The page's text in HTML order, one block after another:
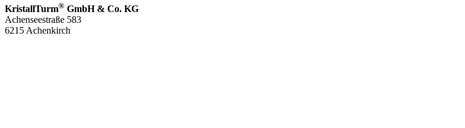
KristallTurm® GmbH & Co. KG
Achenseestraße 583
6215 Achenkirch